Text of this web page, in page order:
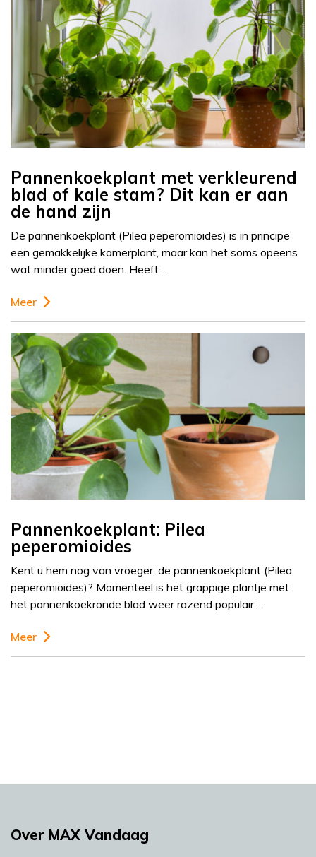
Pannenkoekplant met verkleurend
blad of kale stam? Dit kan er aan
de hand zijn
De pannenkoekplant (Pilea peperomioides) is in principe
een gemakkelijke kamerplant, maar kan het soms opeens
wat minder goed doen. Heeft…
Meer
Pannenkoekplant: Pilea
peperomioides
Kent u hem nog van vroeger, de pannenkoekplant (Pilea
peperomioides)? Momenteel is het grappige plantje met
het pannenkoekronde blad weer razend populair….
Meer
Over MAX Vandaag